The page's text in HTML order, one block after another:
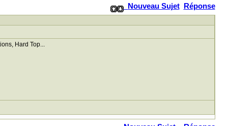
Nouveau Sujet Réponse
Hard Top...